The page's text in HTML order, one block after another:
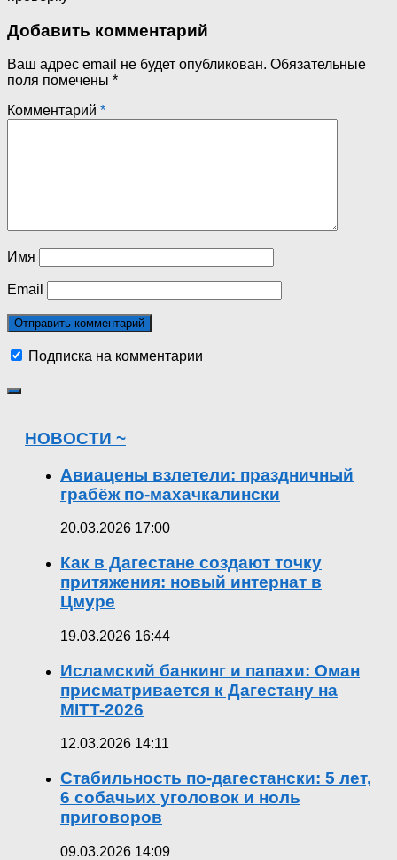
Добавить комментарий
Ваш адрес email не будет опубликован. Обязательные
поля помечены *
Комментарий *
Имя
Email
Подписка на комментарии
НОВОСТИ ~
Авиацены взлетели: праздничный
грабёж по-махачкалински
20.03.2026 17:00
Как в Дагестане создают точку
притяжения: новый интернат в
Цмуре
19.03.2026 16:44
Исламский банкинг и папахи: Оман
присматривается к Дагестану на
MITT-2026
12.03.2026 14:11
Стабильность по-дагестански: 5 лет,
6 собачьих уголовок и ноль
приговоров
09.03.2026 14:09